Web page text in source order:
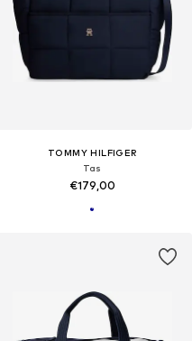
TOMMY HILFIGER
Tas
€179,00